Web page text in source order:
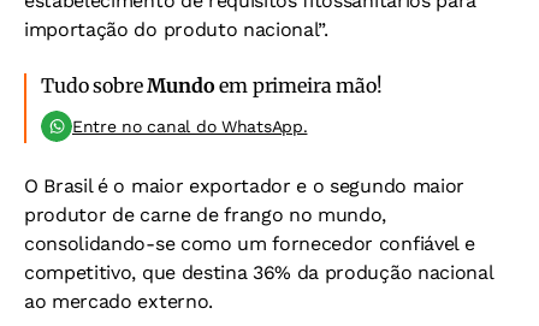
importação do produto nacional”.
Tudo sobreMundo em primeira mão!
Entre no canal do WhatsApp.
O Brasil é o maior exportador e o segundo maior
produtor de carne de frango no mundo,
consolidando-se como um fornecedor confiável e
competitivo, que destina 36% da produção nacional
ao mercado externo.